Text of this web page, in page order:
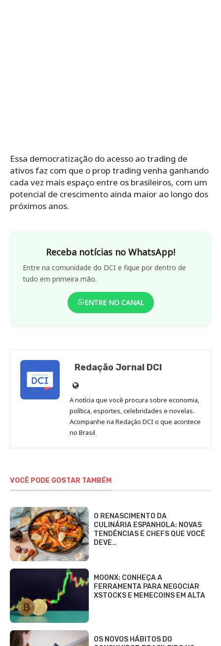
Essa democratização do acesso ao trading de
ativos faz com que o prop trading venha ganhando
cada vez mais espaço entre os brasileiros, com um
potencial de crescimento ainda maior ao longo dos
próximos anos.
Receba notícias no WhatsApp!
Entre na comunidade do DCI e fique por dentro de
tudo em primeira mão.
ENTRE NO CANAL
Redação Jornal DCI
Site
de
Redação
Jornal
DCI
A notícia que você procura sobre economia,
política, esportes, celebridades e novelas.
Acompanhe na Redação DCI o que acontece
no Brasil.
VOCÊ PODE GOSTAR TAMBÉM
O RENASCIMENTO DA
CULINÁRIA ESPANHOLA: NOVAS
TENDÊNCIAS E CHEFS QUE VOCÊ
DEVE…
MOONX: CONHEÇA A
FERRAMENTA PARA NEGOCIAR
XSTOCKS E MEMECOINS EM ALTA
OS NOVOS HÁBITOS DO